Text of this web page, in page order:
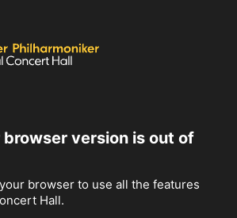
browser version is out of
browser to use all the features
Hall.